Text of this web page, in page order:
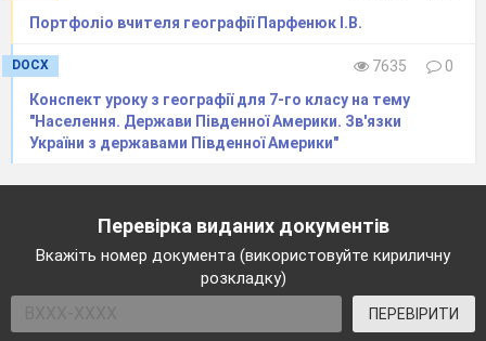
Завдання №2. Використовуючи атлас заповніть
Завдання №3.Визначте до яких форм рельєфу
належать запропоновані нижче географічні
Портфоліо вчителя географії Парфенюк І.В.
DOCX 7635
0
Конспект уроку з географії для 7-го класу на тему
"Населення. Держави Південної Америки. Зв'язки
України з державами Південної Америки"
Перевірка виданих документів
Вкажіть номер документа (використовуйте кириличну
розкладку)
ПЕРЕВІРИТИ